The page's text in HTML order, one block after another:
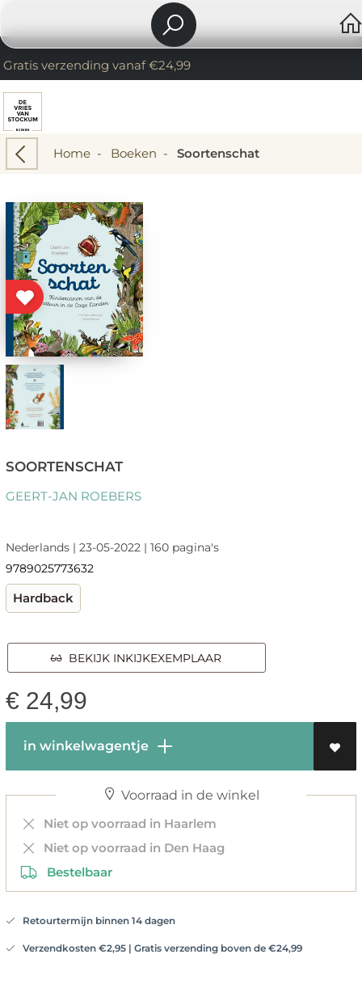
Gratis verzending vanaf €24,99
Home- Boeken - Soortenschat
SOORTENSCHAT
GEERT-JAN ROEBERS
Nederlands | 23-05-2022 | 160 pagina's
9789025773632
Hardback
BEKIJK INKIJKEXEMPLAAR
€ 24,99
in winkelwagentje
Voorraad in de winkel
Niet op voorraad in Haarlem
Niet op voorraad in Den Haag
Bestelbaar
Retourtermijn binnen 14 dagen
Verzendkosten €2,95 | Gratis verzending boven de €24,99